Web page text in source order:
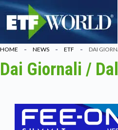
Salta
contenuto
HOME NEWS ETF DAI
Dai Giornali /